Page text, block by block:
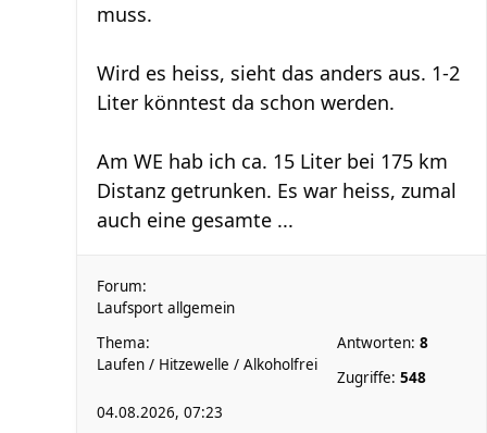
muss.
Wird es heiss, sieht das anders aus. 1-2
Liter könntest da schon werden.
Am WE hab ich ca. 15 Liter bei 175 km
Distanz getrunken. Es war heiss, zumal
auch eine gesamte ...
Forum:
Laufsport allgemein
Thema:
Laufen / Hitzewelle / Alkoholfrei
Antworten: 8
Zugriffe: 548
04.08.2026, 07:23